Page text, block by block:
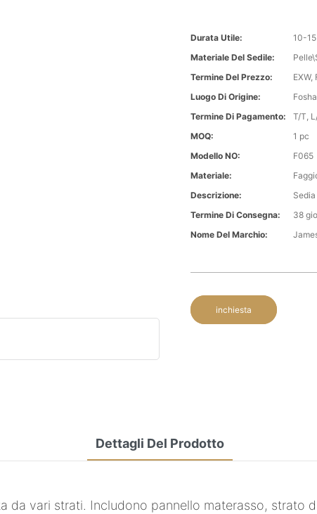
Durata Utile:
10-
Materiale Del Sedile:
Termine Del Prezzo:
EXW,
Luogo Di Origine:
Termine Di Pagamento:
T/T,
MOQ:
1 pc
Modello NO:
F065
Materiale:
Descrizione:
Termine Di Consegna:
38
Nome Del Marchio:
inchiesta
Dettagli Del Prodotto
da vari strati. Includono pannello materasso, strato